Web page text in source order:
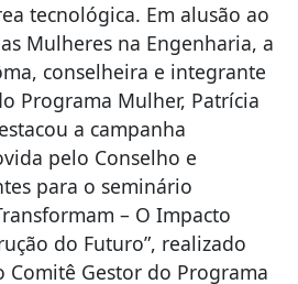
tecnológica. Em alusão ao
Mulheres na Engenharia, a
conselheira e integrante
Programa Mulher, Patrícia
a campanha
pelo Conselho e
para o seminário
– O Impacto
do Futuro”, realizado
Comitê Gestor do Programa